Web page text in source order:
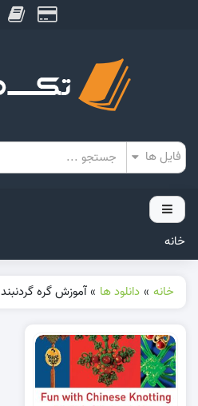
خانه
خانه » دانلود ها » آموزش گره گردنبند